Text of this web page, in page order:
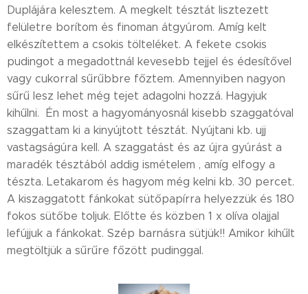
Duplájára kelesztem. A megkelt tésztát lisztezett
felületre borítom és finoman átgyúrom. Amíg kelt
elkészítettem a csokis tölteléket. A fekete csokis
pudingot a megadottnál kevesebb tejjel és édesítővel
vagy cukorral sűrűbbre főztem. Amennyiben nagyon
sűrű lesz lehet még tejet adagolni hozzá. Hagyjuk
kihűlni. Én most a hagyományosnál kisebb szaggatóval
szaggattam ki a kinyújtott tésztát. Nyújtani kb. ujj
vastagságúra kell. A szaggatást és az újra gyúrást a
maradék tésztából addig ismételem , amíg elfogy a
tészta. Letakarom és hagyom még kelni kb. 30 percet.
A kiszaggatott fánkokat sütőpapírra helyezzük és 180
fokos sütőbe toljuk. Előtte és közben 1 x olíva olajjal
lefújjuk a fánkokat. Szép barnásra sütjük!! Amikor kihűlt
megtöltjük a sűrűre főzött pudinggal.